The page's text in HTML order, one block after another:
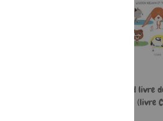
Le grand livre
(livre